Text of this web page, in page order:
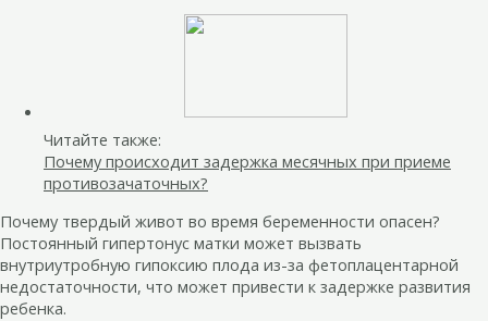
Читайте также:
Почему происходит задержка месячных при приеме
противозачаточных?
Почему твердый живот во время беременности опасен?
Постоянный гипертонус матки может вызвать
внутриутробную гипоксию плода из-за фетоплацентарной
недостаточности, что может привести к задержке развития
ребенка.